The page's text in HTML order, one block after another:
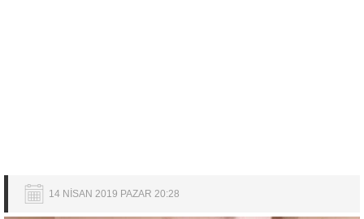
14 NİSAN 2019 PAZAR 20:28